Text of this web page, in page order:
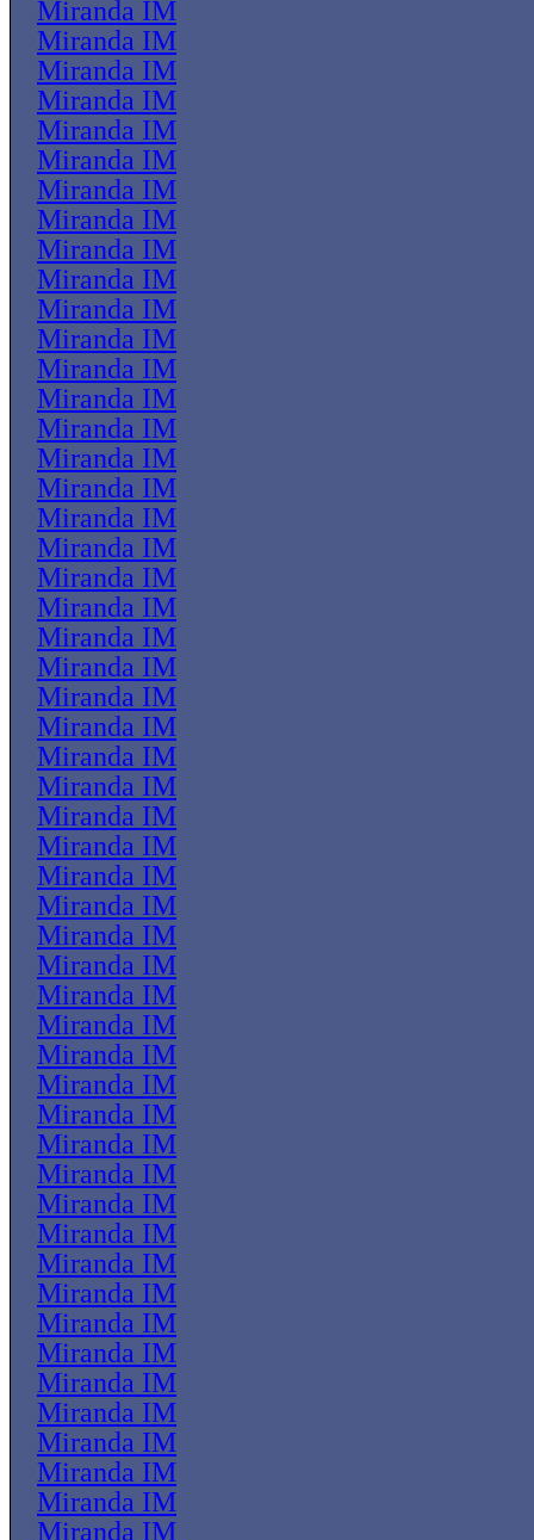
Miranda IM
Miranda IM
Miranda IM
Miranda IM
Miranda IM
Miranda IM
Miranda IM
Miranda IM
Miranda IM
Miranda IM
Miranda IM
Miranda IM
Miranda IM
Miranda IM
Miranda IM
Miranda IM
Miranda IM
Miranda IM
Miranda IM
Miranda IM
Miranda IM
Miranda IM
Miranda IM
Miranda IM
Miranda IM
Miranda IM
Miranda IM
Miranda IM
Miranda IM
Miranda IM
Miranda IM
Miranda IM
Miranda IM
Miranda IM
Miranda IM
Miranda IM
Miranda IM
Miranda IM
Miranda IM
Miranda IM
Miranda IM
Miranda IM
Miranda IM
Miranda IM
Miranda IM
Miranda IM
Miranda IM
Miranda IM
Miranda IM
Miranda IM
Miranda IM
Miranda IM